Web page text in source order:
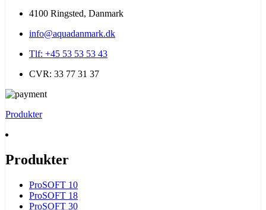
4100 Ringsted, Danmark
info@aquadanmark.dk
Tlf: +45 53 53 53 43
CVR: 33 77 31 37
Produkter
Produkter
ProSOFT 10
ProSOFT 18
ProSOFT 30